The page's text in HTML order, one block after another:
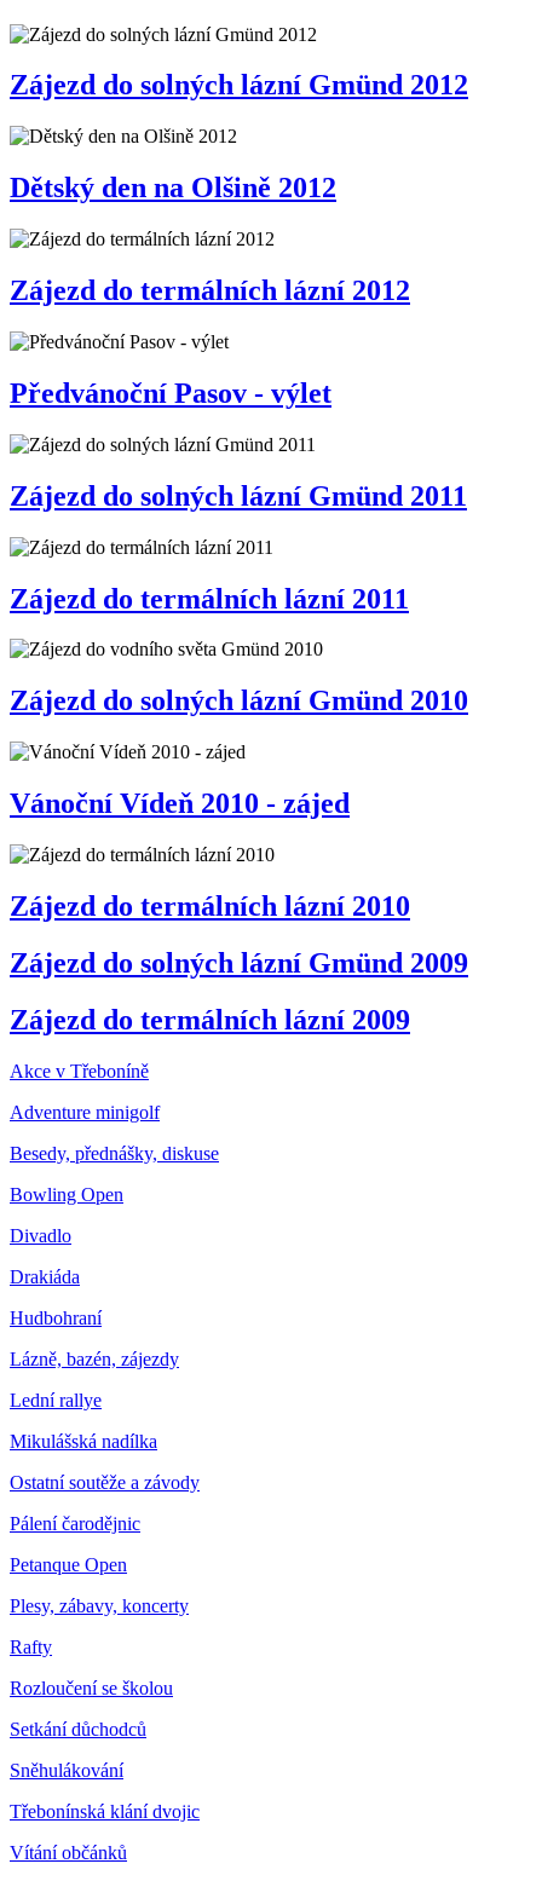
Zájezd do solných lázní Gmünd 2012
Dětský den na Olšině 2012
Zájezd do termálních lázní 2012
Předvánoční Pasov - výlet
Zájezd do solných lázní Gmünd 2011
Zájezd do termálních lázní 2011
Zájezd do solných lázní Gmünd 2010
Vánoční Vídeň 2010 - zájed
Zájezd do termálních lázní 2010
Zájezd do solných lázní Gmünd 2009
Zájezd do termálních lázní 2009
Akce v Třeboníně
Adventure minigolf
Besedy, přednášky, diskuse
Bowling Open
Divadlo
Drakiáda
Hudbohraní
Lázně, bazén, zájezdy
Lední rallye
Mikulášská nadílka
Ostatní soutěže a závody
Pálení čarodějnic
Petanque Open
Plesy, zábavy, koncerty
Rafty
Rozloučení se školou
Setkání důchodců
Sněhulákování
Třebonínská klání dvojic
Vítání občánků